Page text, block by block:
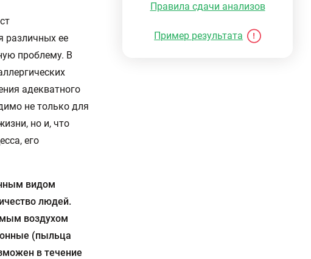
различных ее
проблему. В
адекватного
не только для
но и, что
его
видом
людей.
воздухом
(пыльца
в течение
Правила сдачи анализов
Пример результата